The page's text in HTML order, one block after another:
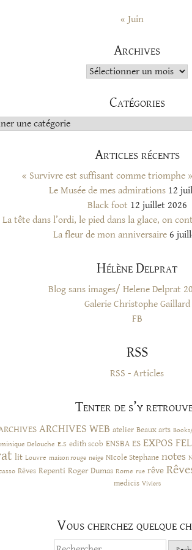
« Juin
Archives
Archives
Catégories
Articles récents
« Survivre est suffisant comme triomphe »
Le Musée de mes admirations 12
Black foot 12 juillet 2026
La tête dans l’ordi, le pied dans la glace, on
La fleur de mon anniversaire 6
Hélène Delprat
Blog sans images/ Helene Delprat
Galerie Christophe Gaillard
FB
RSS
RSS - Articles
Tenter de s’y
ARCHIVES WEB atelier Beaux arts
Delouche E.S edith scob ENSBA ES EXPOS
lit Louvre maison rouge neige NIcole Stephane notes
Rêves Repenti Roger Dumas Rome rue rêve
medicis Viviers
Vous cherchez quelque
Rechercher :